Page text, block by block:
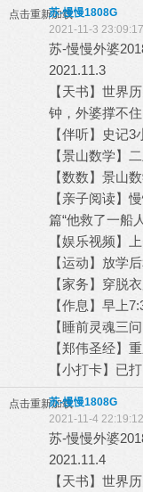
点击重新加载苏-慢慢1808G
2021-11-3 23:09:17
苏-慢慢外婆
2021.11.3
【天书】世界
钟，外婆撑不
【伴听】史记3
【景山数学】
【数数】景山
【亲子阅读】
篇“他救了一船
【娱乐视频】
【运动】放学
【家务】穿脱
【作息】早上
【睡前灵魂三
【郑伟圣经】
【小打卡】已打
点击重新加载苏-慢慢1808G
2021-11-4 22:19:12
苏-慢慢外婆
2021.11.4
【天书】世界